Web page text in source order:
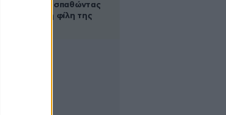
πνίγηκε προσπαθώντας
να σώσει τη φίλη της